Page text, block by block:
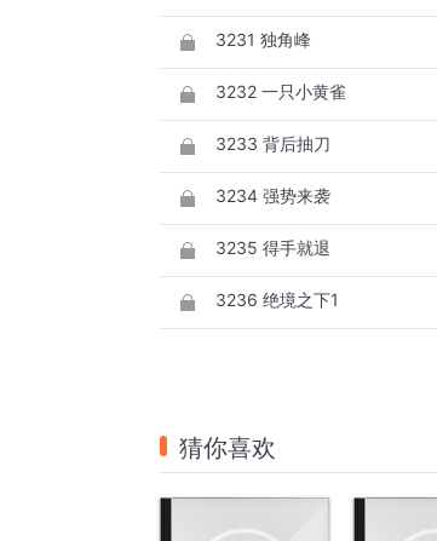
3231 独角峰
3232 一只小黄雀
3233 背后抽刀
3234 强势来袭
3235 得手就退
3236 绝境之下1
猜你喜欢